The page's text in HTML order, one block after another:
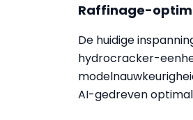
Raffinage-
De huidige
hydrocracker-
AI-gedreven